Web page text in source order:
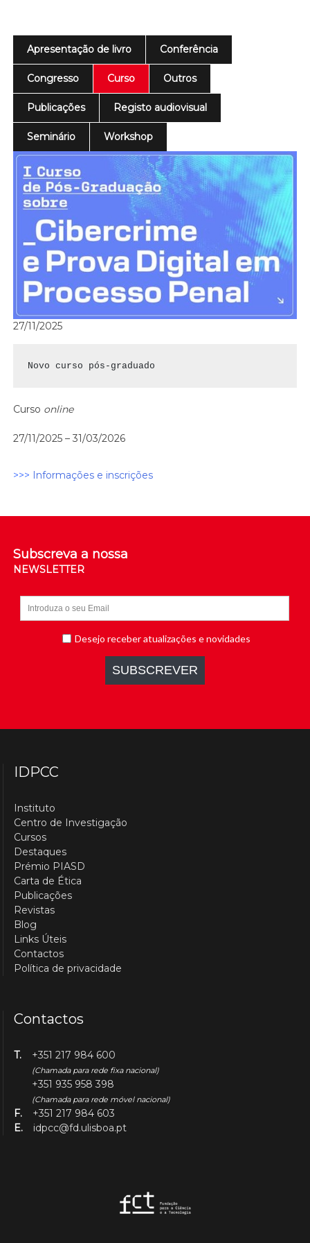
Apresentação de livro Conferência
Congresso Curso Outros
Publicações Registo audiovisual
Seminário Workshop
27/11/2025
Novo curso pós-graduado
Curso online
27/11/2025 – 31/03/2026
>>> Informações e inscrições
Subscreva a nossa
NEWSLETTER
IDPCC
Instituto
Centro de Investigação
Cursos
Destaques
Prémio PIASD
Carta de Ética
Publicações
Revistas
Blog
Links Úteis
Contactos
Política de privacidade
Contactos
T. +351 217 984 600
(Chamada para rede fixa nacional)
+351 935 958 398
(Chamada para rede móvel nacional)
F.
+351 217 984 603
E.
idpcc@fd.ulisboa.pt